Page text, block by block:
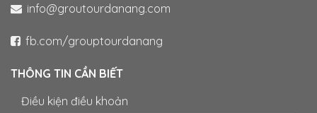
info@groutourdanang.com
fb.com/grouptourdanang
THÔNG TIN CẦN BIẾT
Điều kiện điều khoản